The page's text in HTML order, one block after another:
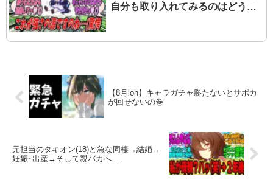
自分も取り入れてみるのはどうか
ののジェンティルに大差勝ちの成
【8月loh】キャラガチャ勝たないとサポカ
が回せないの巻
元担当のタキオン(18)と急な同棲→結婚→
妊娠･出産→そして親バカへ…